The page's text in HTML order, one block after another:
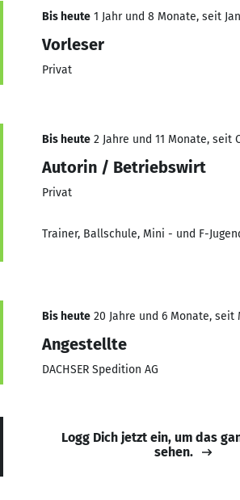
Bis heute 1 Jahr und 8 Monate, seit
Vorleser
Privat
Bis heute 2 Jahre und 11 Monate, seit
Autorin / Betriebswirt
Privat
Trainer, Ballschule, Mini - und F-
Bis heute 20 Jahre und 6 Monate, seit
Angestellte
DACHSER Spedition AG
Logg Dich jetzt ein, um das
sehen.